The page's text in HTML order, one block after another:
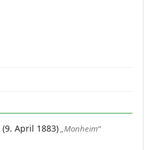
(9. April 1883)„Monheim“